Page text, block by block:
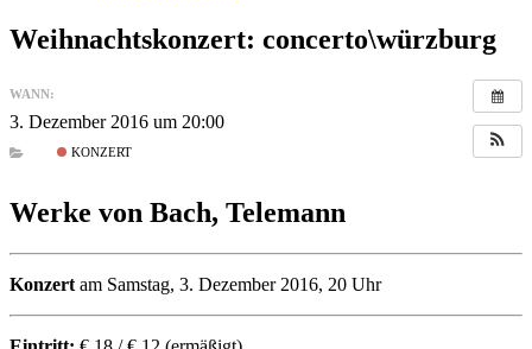
Weihnachtskonzert: concerto\würzburg
WANN:
3. Dezember 2016 um 20:00
KONZERT
Werke von Bach, Telemann
Konzert am Samstag, 3. Dezember 2016, 20 Uhr